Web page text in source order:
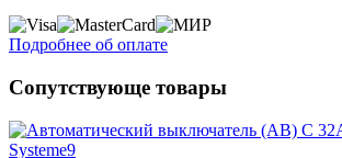
Подробнее об оплате
Сопутствующе товары